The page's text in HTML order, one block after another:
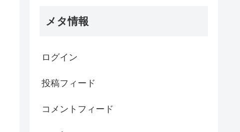
メタ情報
ログイン
投稿フィード
コメントフィード